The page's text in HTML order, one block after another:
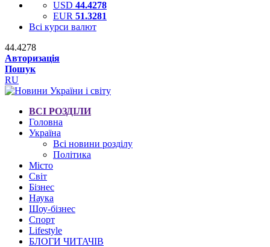
USD 44.4278
EUR 51.3281
Всі курси валют
44.4278
Авторизація
Пошук
RU
ВСІ РОЗДІЛИ
Головна
Україна
Всі новини розділу
Політика
Місто
Світ
Бізнес
Наука
Шоу-бізнес
Спорт
Lifestyle
БЛОГИ ЧИТАЧІВ